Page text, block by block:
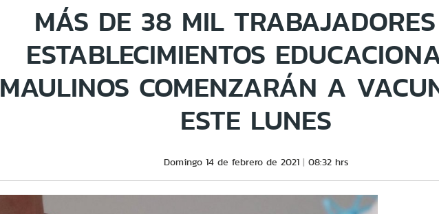
MÁS DE 38 MIL
ESTABLECIMIENTOS
MAULINOS COMENZARÁN A
ESTE LUNES
Domingo 14 de febrero de 2021 08:32 hrs